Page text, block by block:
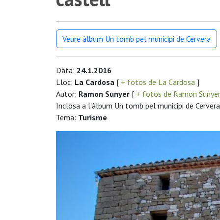
Veure àlbum Un tomb pel municipi de Cervera
Data: 24.1.2016
Lloc: La Cardosa [ + fotos de La Cardosa ]
Autor: Ramon Sunyer [ + fotos de Ramon
Inclosa a l'àlbum Un tomb pel municipi de Cervera
Tema: Turisme